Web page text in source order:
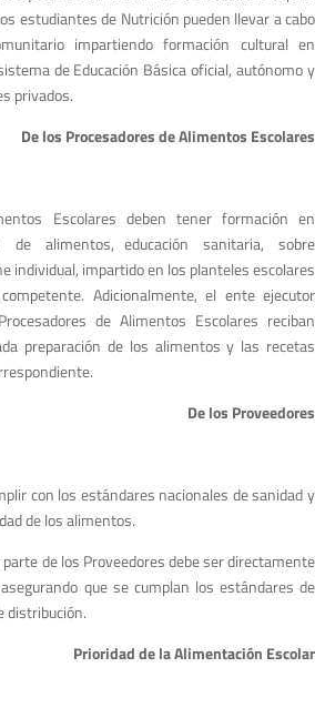
estudiantes de Nutrición pueden llevar a cabo
impartiendo formación cultural en
de Educación Básica oficial, autónomo y
privados.
De los Procesadores de Alimentos Escolares
Escolares deben tener formación en
de alimentos, educación sanitaria, sobre
individual, impartido en los planteles escolares
Adicionalmente, el ente ejecutor
de Alimentos Escolares reciban
preparación de los alimentos y las recetas
De los Proveedores
con los estándares nacionales de sanidad y
de los alimentos.
de los Proveedores debe ser directamente
que se cumplan los estándares de
distribución.
Prioridad de la Alimentación Escolar